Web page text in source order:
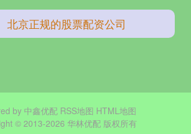
北京正规的股票配资公司
by 中鑫优配 RSS地图 HTML地图
© 2013-2026 华林优配 版权所有